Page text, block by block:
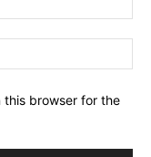
this browser for the